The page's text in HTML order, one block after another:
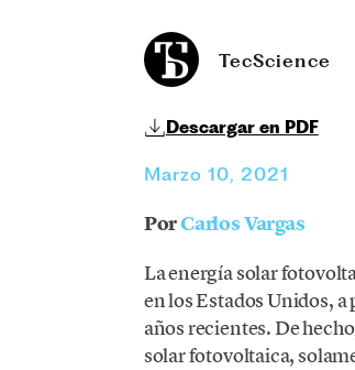
TecScience
Descargar en PDF
Marzo 10, 2021
PorCarlos Vargas
La energía solar
en los Estados Unidos,
años recientes. De
solar fotovoltaica,